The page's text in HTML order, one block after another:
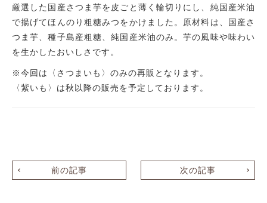
厳選した国産さつま芋を皮ごと薄く輪切りにし、純国産米油
で揚げてほんのり粗糖みつをかけました。原材料は、国産さ
つま芋、種子島産粗糖、純国産米油のみ。芋の風味や味わい
を生かしたおいしさです。
※今回は〈さつまいも〉のみの再販となります。
〈紫いも〉は秋以降の販売を予定しております。
前の記事 次の記事